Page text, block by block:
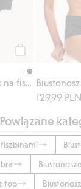
129,99 PLN
Powiązane
top